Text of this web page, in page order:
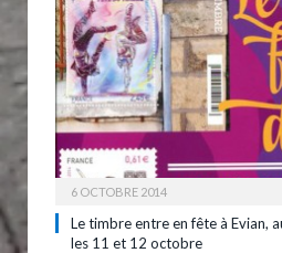
6 OCTOBRE 2014
Le timbre entre en fête à Evian,
les 11 et 12 octobre